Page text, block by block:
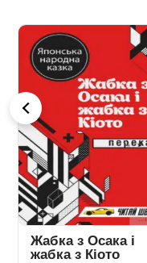
Жабка з Осака і
жабка з Кіото